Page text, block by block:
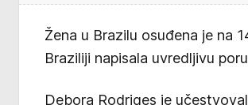
Žena u Brazilu osuđena je na
Braziliji napisala uvredljivu
Debora Rodriges je